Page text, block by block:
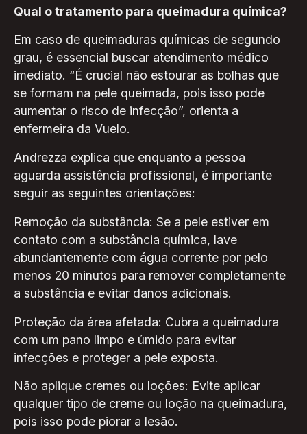
Qual o tratamento para queimadura química?
Em caso de queimaduras químicas de segundo
grau, é essencial buscar atendimento médico
imediato. “É crucial não estourar as bolhas que
se formam na pele queimada, pois isso pode
aumentar o risco de infecção”, orienta a
enfermeira da Vuelo.
Andrezza explica que enquanto a pessoa
aguarda assistência profissional, é importante
seguir as seguintes orientações:
Remoção da substância: Se a pele estiver em
contato com a substância química, lave
abundantemente com água corrente por pelo
menos 20 minutos para remover completamente
a substância e evitar danos adicionais.
Proteção da área afetada: Cubra a queimadura
com um pano limpo e úmido para evitar
infecções e proteger a pele exposta.
Não aplique cremes ou loções: Evite aplicar
qualquer tipo de creme ou loção na queimadura,
pois isso pode piorar a lesão.